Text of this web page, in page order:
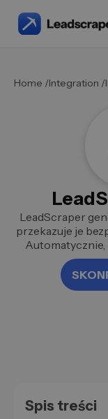
Home /Integration /
LeadScraper
przekazuje je
Automatycznie,
Spis treści